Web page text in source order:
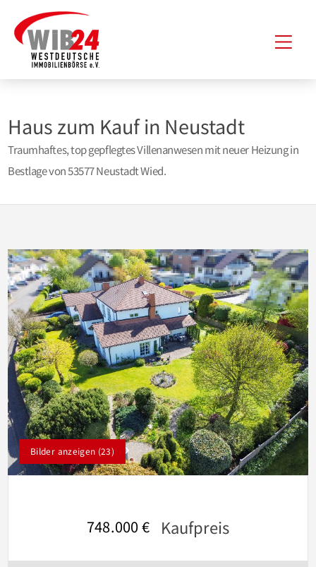
Inhalt
springen
Haus zum Kauf in Neustadt
Traumhaftes, top gepflegtes Villenanwesen mit neuer Heizung in
Bestlage von 53577 Neustadt Wied.
Bilder anzeigen (23)
748.000 € Kaufpreis